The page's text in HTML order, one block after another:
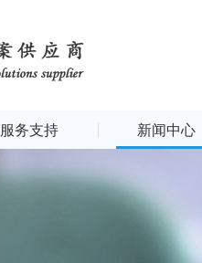
服务支持 新闻中心